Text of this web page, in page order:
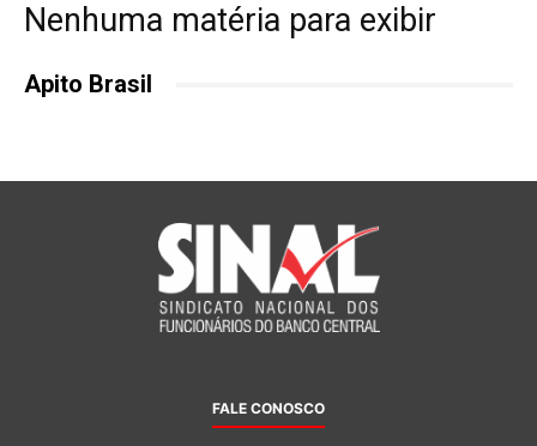
Nenhuma matéria para exibir
Apito Brasil
FALE CONOSCO